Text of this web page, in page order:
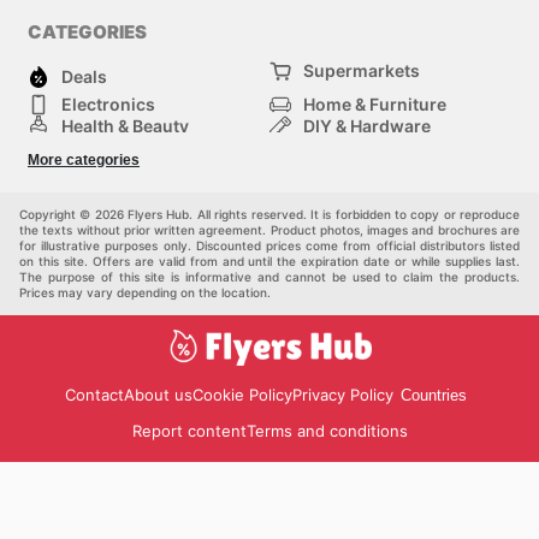
CATEGORIES
Deals
Supermarkets
Electronics
Home & Furniture
Health & Beauty
DIY & Hardware
Auto & Moto
More categories
Copyright © 2026 Flyers Hub. All rights reserved. It is forbidden to copy or reproduce
the texts without prior written agreement. Product photos, images and brochures are
for illustrative purposes only. Discounted prices come from official distributors listed
on this site. Offers are valid from and until the expiration date or while supplies last.
The purpose of this site is informative and cannot be used to claim the products.
Prices may vary depending on the location.
ContactAbout usCookie PolicyPrivacy Policy Countries
Report contentTerms and conditions